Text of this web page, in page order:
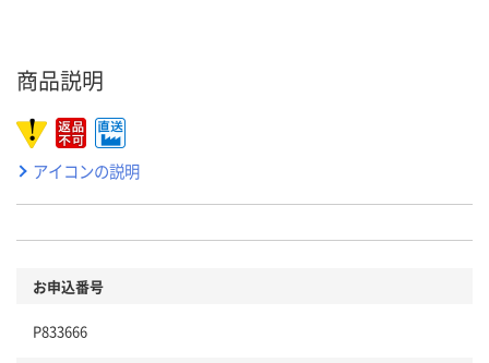
商品説明
アイコンの説明
お申込番号
P833666